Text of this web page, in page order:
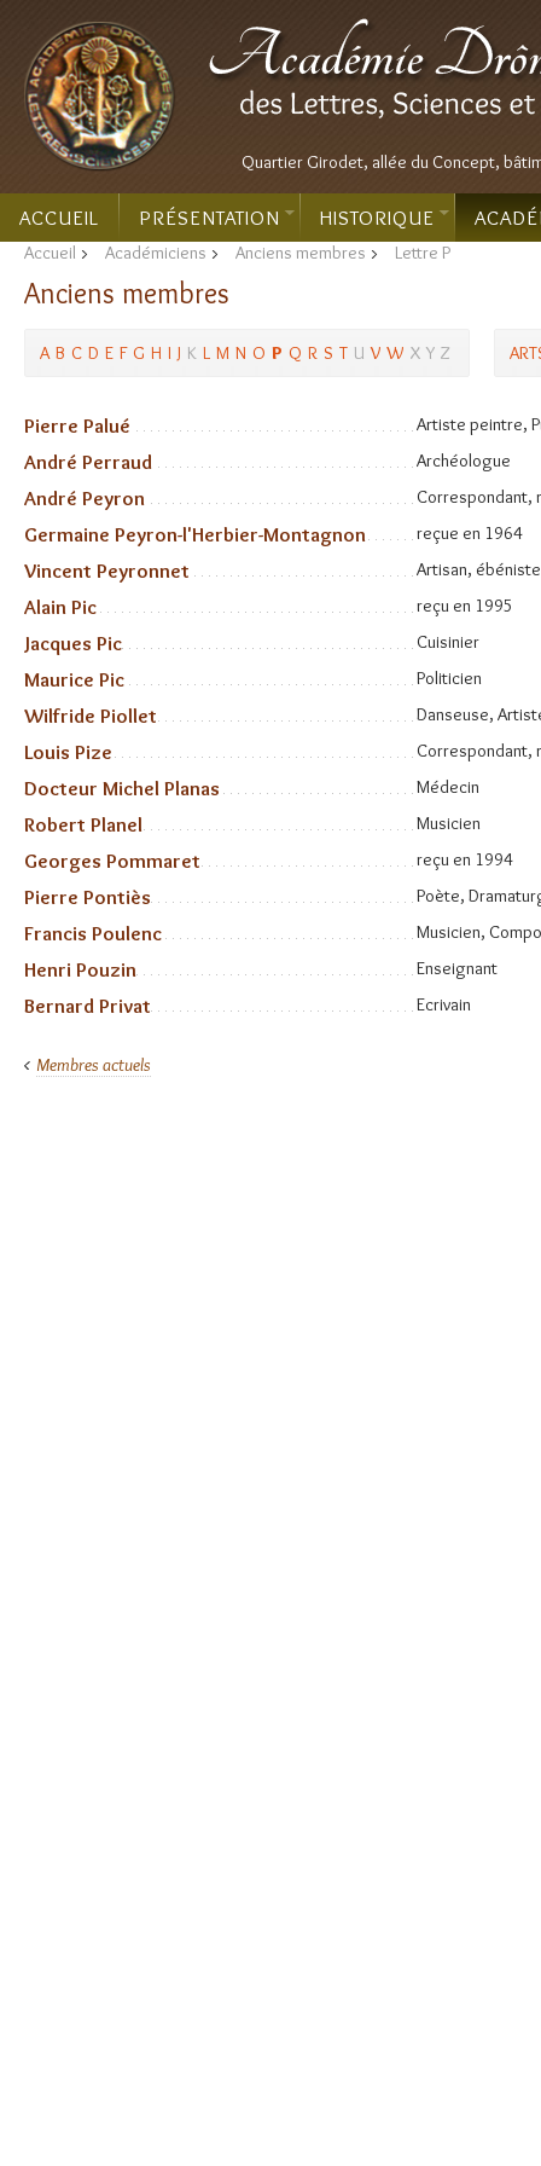
Quartier Girodet, allée du Concept,
ACCUEIL PRÉSENTATION HISTORIQUE
Accueil > Académiciens > Anciens membres > Lettre P
Anciens membres
A B C D E F G H I J K L M N O P Q R S T U V W X Y Z
Pierre Palué Artiste peintre,
André Perraud Archéologue
André Peyron Correspondant,
Germaine Peyron-l'Herbier-Montagnon reçue en 1964
Vincent Peyronnet Artisan,
Alain Pic reçu en 1995
Jacques Pic Cuisinier
Maurice Pic Politicien
Wilfride Piollet Danseuse,
Louis Pize Correspondant,
Docteur Michel Planas Médecin
Robert Planel Musicien
Georges Pommaret reçu en 1994
Pierre Pontiès Poète,
Francis Poulenc Musicien,
Henri Pouzin Enseignant
Bernard Privat Ecrivain
Membres actuels